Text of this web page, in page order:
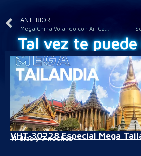
ANTERIOR
Tal vez te
VHT-30228 Especial Mega
11 días y 7 noches